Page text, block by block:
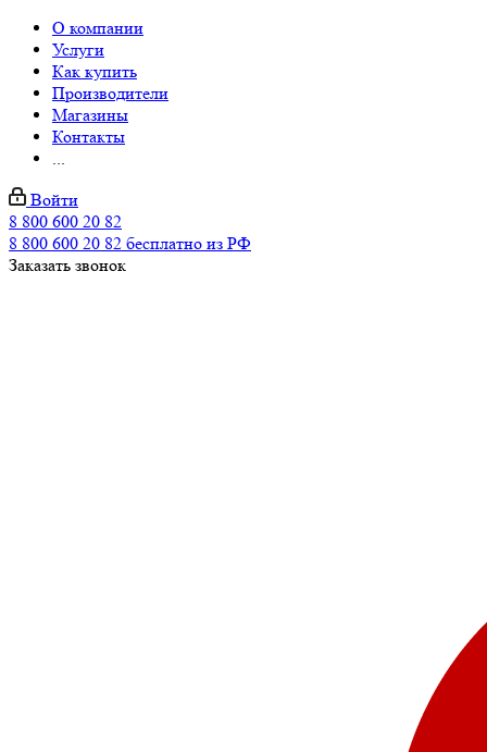
О компании
Услуги
Как купить
Производители
Магазины
Контакты
...
Войти
8 800 600 20 82
8 800 600 20 82 бесплатно из РФ
Заказать звонок